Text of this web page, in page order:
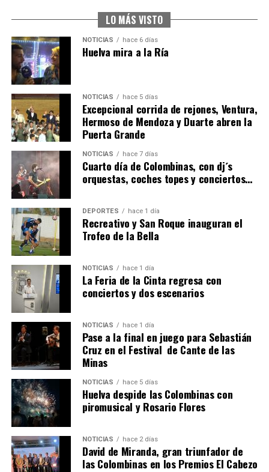
4º DÍA DE LAS FIESTAS COLOMBINAS 2026
hace 7 días Huelvatv
SEXTA CORRIDA DE LAS FIESTAS COLOMBINAS
2026
hace 4 días· Huelvatv
LO MÁS VISTO
NOTICIAS hace 6 días
Huelva mira a la Ría
NOTICIAS hace 5 días
Excepcional corrida de rejones, Ventura,
Hermoso de Mendoza y Duarte abren la
Puerta Grande
NOTICIAS hace 7 días
Cuarto día de Colombinas, con dj´s
orquestas, coches topes y conciertos…
DEPORTES hace 1 día
Recreativo y San Roque inauguran el
Trofeo de la Bella
NOTICIAS hace 1 día
La Feria de la Cinta regresa con
conciertos y dos escenarios
NOTICIAS hace 1 día
Pase a la final en juego para Sebastián
Cruz en el Festival de Cante de las
Minas
NOTICIAS hace 5 días
Huelva despide las Colombinas con
piromusical y Rosario Flores
NOTICIAS hace 2 días
David de Miranda, gran triunfador de
las Colombinas en los Premios El Cabezo